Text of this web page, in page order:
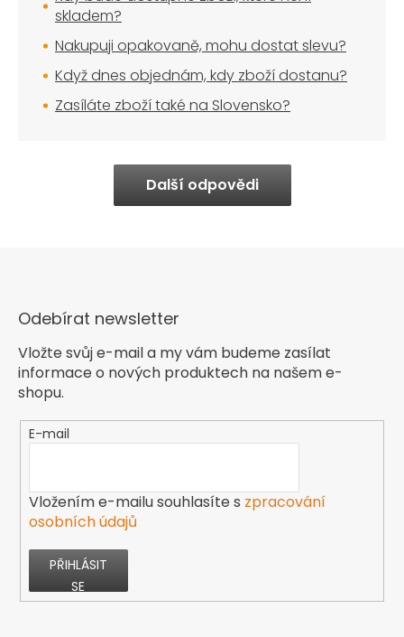
skladem?
Nakupuji opakovaně, mohu dostat slevu?
Když dnes objednám, kdy zboží dostanu?
Zasíláte zboží také na Slovensko?
Další odpovědi
Odebírat newsletter
Vložte svůj e-mail a my vám budeme zasílat
informace o nových produktech na našem e-
shopu.
E-mail
Vložením e-mailu souhlasíte s zpracování
osobních údajů
PŘIHLÁSIT
SE